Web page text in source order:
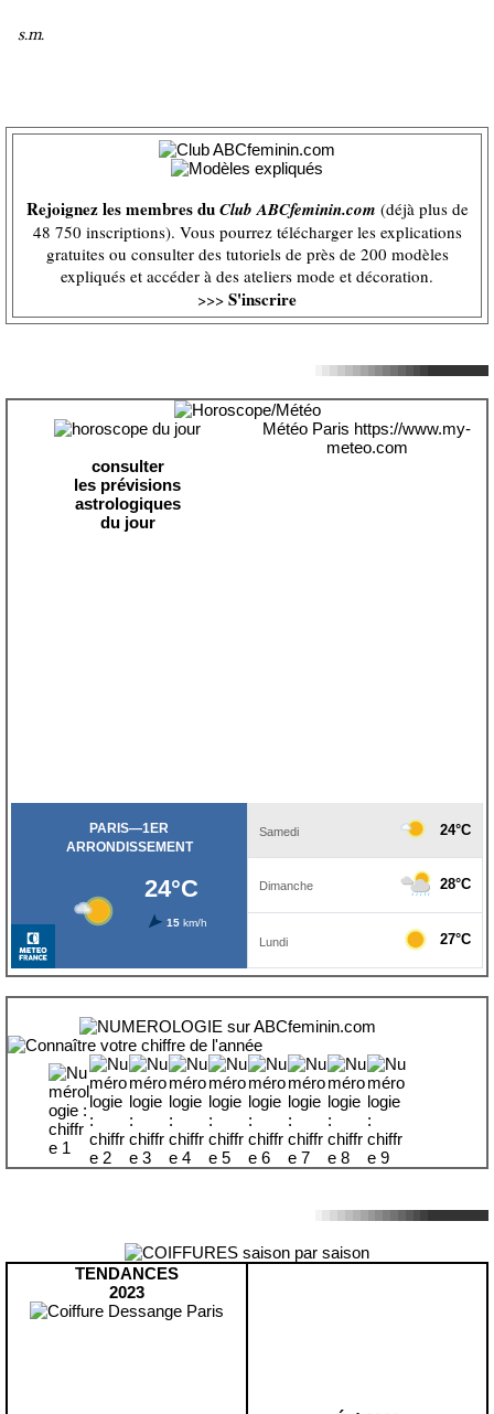
s.m.
Rejoignez les membres duClub ABCfeminin.com (déjà plus de
48 750 inscriptions). Vous pourrez télécharger les explications
gratuites ou consulter des tutoriels de près de 200 modèles
expliqués et accéder à des ateliers mode et décoration.
>>> S'inscrire
consulter
les prévisions
astrologiques
du jour
Météo Paris https://www.my-
meteo.com
TENDANCES
2023